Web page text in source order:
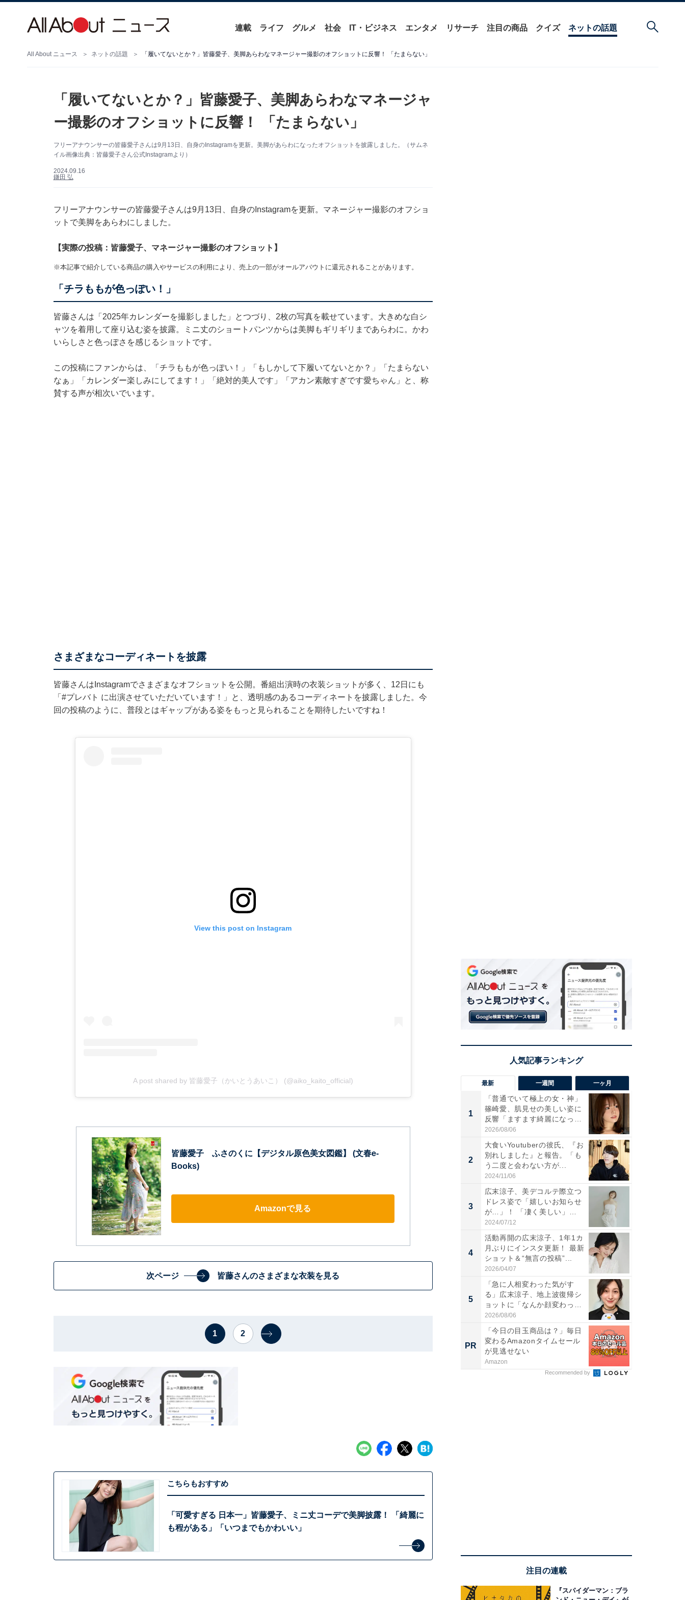
連載 ライフ グルメ 社会 IT・ビジネス エンタメ リサーチ 注目の商品 クイズ ネットの話題
All About ニュース ネットの話題 「履いてないとか？」皆藤愛子、美脚あらわなマネージャー撮影のオフショットに反響！ 「たまらない」
「履いてないとか？」皆藤愛子、美脚あらわなマネージャ
ー撮影のオフショットに反響！ 「たまらない」
フリーアナウンサーの皆藤愛子さんは9月13日、自身のInstagramを更新。美脚があらわになったオフショットを披露しました。（サムネ
イル画像出典：皆藤愛子さん公式Instagramより）
2024.09.16
鎌田 弘
フリーアナウンサーの皆藤愛子さんは9月13日、自身のInstagramを更新。マネージャー撮影のオフショ
ットで美脚をあらわにしました。
【実際の投稿：皆藤愛子、マネージャー撮影のオフショット】
※本記事で紹介している商品の購入やサービスの利用により、売上の一部がオールアバウトに還元されることがあります。
「チラももが色っぽい！」
皆藤さんは「2025年カレンダーを撮影しました」とつづり、2枚の写真を載せています。大きめな白シ
ャツを着用して座り込む姿を披露。ミニ丈のショートパンツからは美脚もギリギリまであらわに。かわ
いらしさと色っぽさを感じるショットです。
この投稿にファンからは、「チラももが色っぽい！」「もしかして下履いてないとか？」「たまらない
なぁ」「カレンダー楽しみにしてます！」「絶対的美人です」「アカン素敵すぎです愛ちゃん」と、称
賛する声が相次いでいます。
さまざまなコーディネートを披露
皆藤さんはInstagramでさまざまなオフショットを公開。番組出演時の衣装ショットが多く、12日にも
「#プレバト に出演させていただいています！」と、透明感のあるコーディネートを披露しました。今
回の投稿のように、普段とはギャップがある姿をもっと見られることを期待したいですね！
View this post on Instagram
A post shared by 皆藤愛子（かいとうあいこ） (@aiko_kaito_official)
皆藤愛子 ふさのくに【デジタル原色美女図鑑】 (文春e-
Books)
Amazonで見る
次ページ 皆藤さんのさまざまな衣装を見る
1 2
こちらもおすすめ
「可愛すぎる 日本一」皆藤愛子、ミニ丈コーデで美脚披露！ 「綺麗に
も程がある」「いつまでもかわいい」
最新 一週間 一ヶ月
1
「普通でいて極上の女・神」
篠崎愛、肌見せの美しい姿に
反響「ますます綺麗になって
い...
2026/08/06
2
大食いYoutuberの彼氏、『お
別れしました』と報告。「も
う二度と会わない方が...
2024/11/06
3
広末涼子、美デコルテ際立つ
ドレス姿で「嬉しいお知らせ
が…」！ 「凄く美しい」
「透...
2024/07/12
4
活動再開の広末涼子、1年1カ
月ぶりにインスタ更新！ 最新
ショット＆“無言の投稿”...
2026/04/07
5
「急に人相変わった気がす
る」広末涼子、地上波復帰シ
ョットに「なんか顔変わっ
た」の...
2026/08/06
PR
「今日の目玉商品は？」毎日
変わるAmazonタイムセール
が見逃せない
Amazon
Recommended by
注目の連載
『スパイダーマン：ブラ